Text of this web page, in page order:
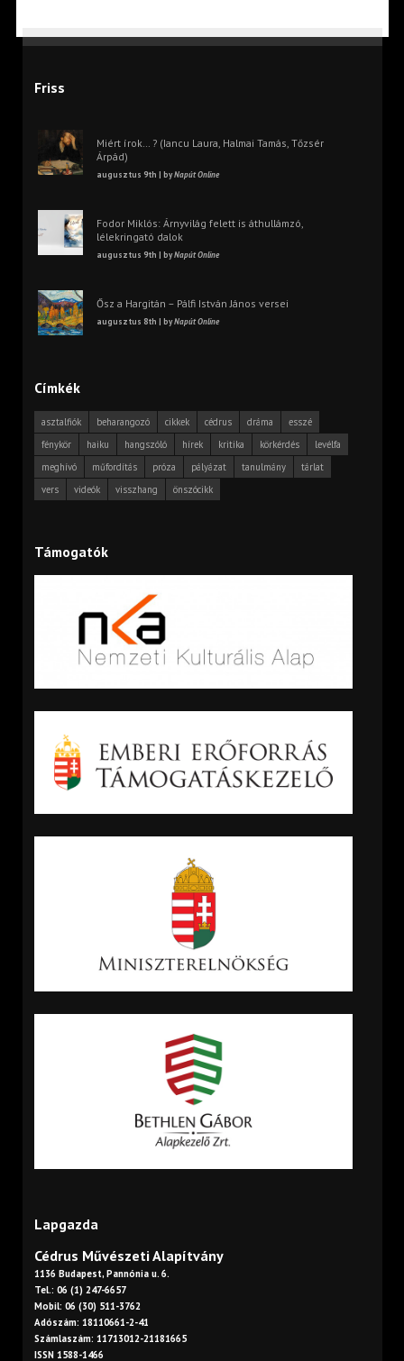
Friss
Miért írok… ? (Iancu Laura, Halmai Tamás, Tőzsér
Árpád)
augusztus 9th | byNapút Online
Fodor Miklós: Árnyvilág felett is áthullámzó,
lélekringató dalok
augusztus 9th | byNapút Online
Ősz a Hargitán – Pálfi István János versei
augusztus 8th | byNapút Online
Címkék
asztalfiók beharangozó cikkek cédrus dráma
esszé
fénykör
haiku hangszóló hírek kritika körkérdés
levélfa
meghívó
műfordítás próza pályázat tanulmány
tárlat
vers
videók visszhang önszócikk
Támogatók
Lapgazda
Cédrus Művészeti Alapítvány
1136 Budapest, Pannónia u. 6.
Tel.: 06 (1) 247-6657
Mobil: 06 (30) 511-3762
Adószám: 18110661-2-41
Számlaszám: 11713012-21181665
ISSN 1588-1466